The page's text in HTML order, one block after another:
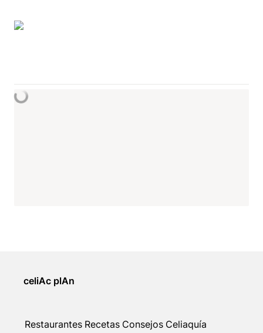
celiAc plAn
Restaurantes Recetas Consejos Celiaquía